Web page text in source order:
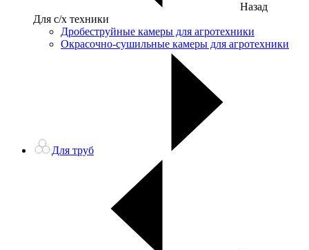
Назад
Для с/х техники
Дробеструйные камеры для агротехники
Окрасочно-сушильные камеры для агротехники
Для труб